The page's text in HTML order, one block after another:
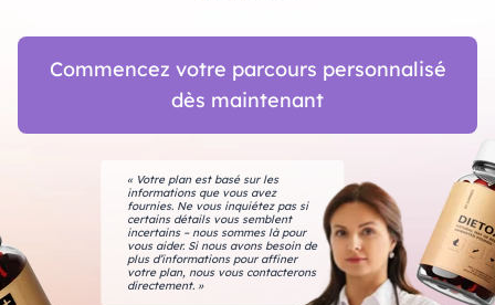
Commencez votre parcours personnalisé
dès maintenant
« Votre plan est basé sur les
informations que vous avez
fournies. Ne vous inquiétez pas si
certains détails vous semblent
incertains – nous sommes là pour
vous aider. Si nous avons besoin de
plus d’informations pour affiner
votre plan, nous vous contacterons
directement. »